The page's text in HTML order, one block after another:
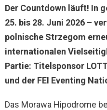
Der Countdown läuft! In
25. bis 28. Juni 2026 –
polnische Strzegom
internationalen
Partie: Titelsponsor
und der FEI Eventing
Das Morawa Hipodrome